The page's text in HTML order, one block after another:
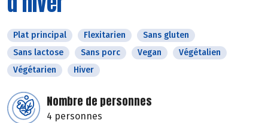
Plat principal Flexitarien
Sans gluten
Sans lactose
Sans porc Vegan
Végétalien
Végétarien
Hiver
Nombre de personnes
4 personnes